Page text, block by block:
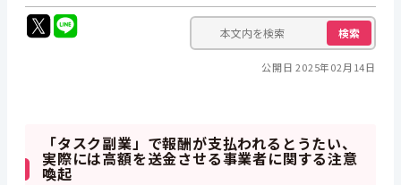
検索
公開日 2025年02月14日
「タスク副業」で報酬が支払われるとうたい、
実際には高額を送金させる事業者に関する注意
喚起